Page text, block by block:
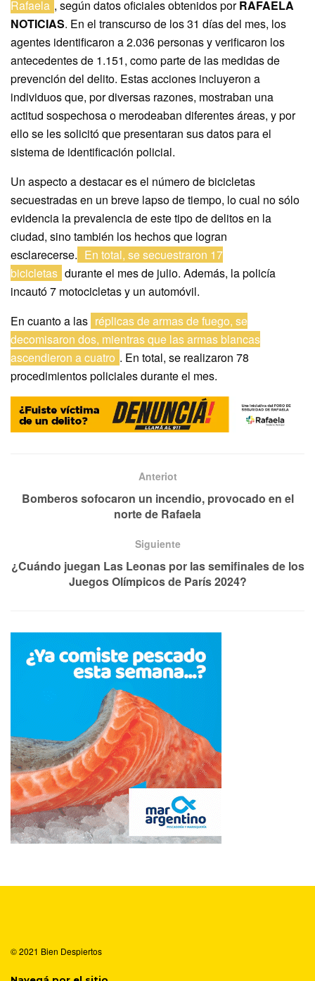
Rafaela , según datos oficiales obtenidos porRAFAELA
NOTICIAS. En el transcurso de los 31 días del mes, los
agentes identificaron a 2.036 personas y verificaron los
antecedentes de 1.151, como parte de las medidas de
prevención del delito. Estas acciones incluyeron a
individuos que, por diversas razones, mostraban una
actitud sospechosa o merodeaban diferentes áreas, y por
ello se les solicitó que presentaran sus datos para el
sistema de identificación policial.
Un aspecto a destacar es el número de bicicletas
secuestradas en un breve lapso de tiempo, lo cual no sólo
evidencia la prevalencia de este tipo de delitos en la
ciudad, sino también los hechos que logran
esclarecerse. En total, se secuestraron 17
bicicletas durante el mes de julio. Además, la policía
incautó 7 motocicletas y un automóvil.
En cuanto a las réplicas de armas de fuego, se
decomisaron dos, mientras que las armas blancas
ascendieron a cuatro . En total, se realizaron 78
procedimientos policiales durante el mes.
Anteriot
Bomberos sofocaron un incendio, provocado en el
norte de Rafaela
Siguiente
¿Cuándo juegan Las Leonas por las semifinales de los
Juegos Olímpicos de París 2024?
© 2021 Bien Despiertos